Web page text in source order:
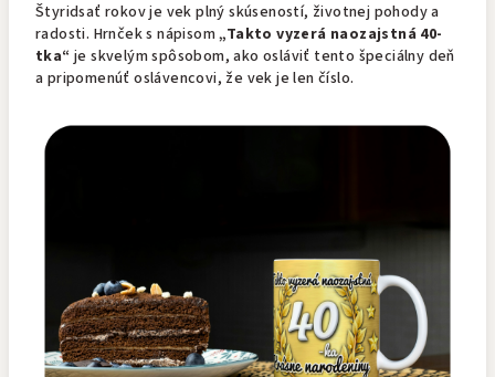
Štyridsať rokov je vek plný skúseností, životnej pohody a
radosti. Hrnček s nápisom„Takto vyzerá naozajstná 40-
tka“ je skvelým spôsobom, ako osláviť tento špeciálny deň
a pripomenúť oslávencovi, že vek je len číslo.